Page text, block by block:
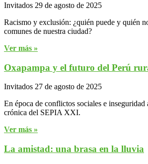
Invitados 29 de agosto de 2025
Racismo y exclusión: ¿quién puede y quién
comunes de nuestra ciudad?
Ver más »
Oxapampa y el futuro del Perú
Invitados 27 de agosto de 2025
En época de conflictos sociales e inseguridad
crónica del SEPIA XXI.
Ver más »
La amistad: una brasa en la lluvia